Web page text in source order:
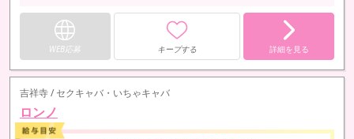
WEB応募 キープする 詳細を見る
吉祥寺 / セクキャバ・いちゃキャバ
ロンノ